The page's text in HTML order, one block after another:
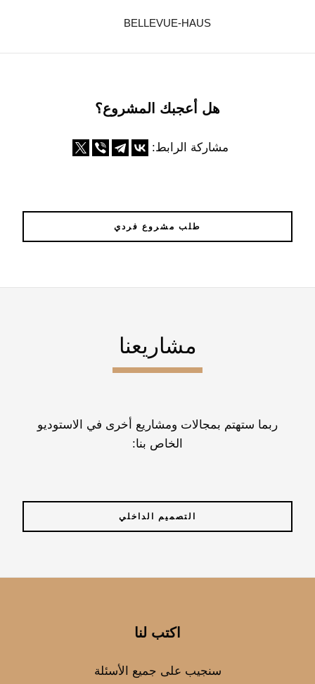
BELLEVUE-HAUS
هل أعجبك المشروع؟
مشاركة الرابط:
طلب مشروع فردي
مشاريعنا
ربما ستهتم بمجالات ومشاريع أخرى في الاستوديو
الخاص بنا:
التصميم الداخلي
اكتب لنا
سنجيب على جميع الأسئلة